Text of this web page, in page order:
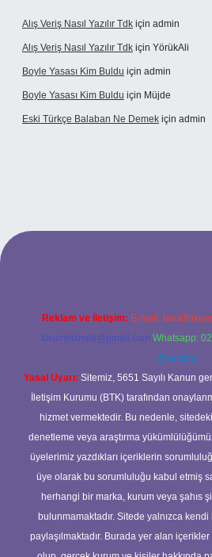
Alış Veriş Nasıl Yazılır Tdk için admin
Alış Veriş Nasıl Yazılır Tdk için YörükAli
Boyle Yasası Kim Buldu için admin
Boyle Yasası Kim Buldu için Müjde
Eski Türkçe Balaban Ne Demek için admin
casino
Reklam ve İletişim: E-mail:
forumhizmeti@gmail.com Whatsapp:
@karabul
Yasal Uyarı: Sitemiz, 5651 Sayılı Kanun
İletişim Kurumu (BTK) tarafından
hizmet vermektedir. Bu nedenle,
denetleme veya araştırma
üyelerimiz yazdıkları içeriklerin
üye olarak bu sorumluluğu kabul etmiş
herhangi bir marka, kurum veya şahıs
bulunmamaktadır. Sitede yalnızca kendi
paylaşılmaktadır. Burada yer alan